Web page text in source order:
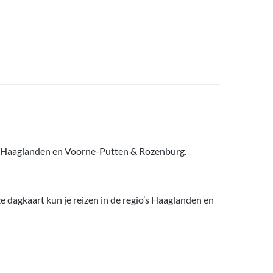
en Voorne-Putten & Rozenburg.
kun je reizen in de regio’s Haaglanden en